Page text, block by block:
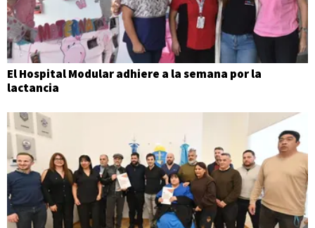
El Hospital Modular adhiere a la semana por la
lactancia